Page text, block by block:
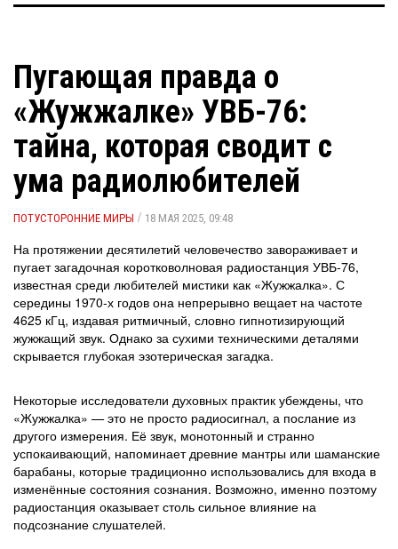
Пугающая правда о
«Жужжалке» УВБ-76:
тайна, которая сводит с
ума радиолюбителей
ПОТУСТОРОННИЕ МИРЫ / 18 МАЯ 2025, 09:48
На протяжении десятилетий человечество завораживает и
пугает загадочная коротковолновая радиостанция УВБ-76,
известная среди любителей мистики как «Жужжалка». С
середины 1970-х годов она непрерывно вещает на частоте
4625 кГц, издавая ритмичный, словно гипнотизирующий
жужжащий звук. Однако за сухими техническими деталями
скрывается глубокая эзотерическая загадка.
Некоторые исследователи духовных практик убеждены, что
«Жужжалка» — это не просто радиосигнал, а послание из
другого измерения. Её звук, монотонный и странно
успокаивающий, напоминает древние мантры или шаманские
барабаны, которые традиционно использовались для входа в
изменённые состояния сознания. Возможно, именно поэтому
радиостанция оказывает столь сильное влияние на
подсознание слушателей.